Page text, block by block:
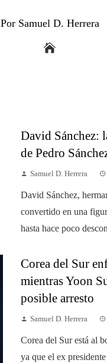
Por Samuel D. Herrera
David Sánchez:
de Pedro
Samuel D. Herrera
David Sánchez,
convertido en una
hasta hace poco
Corea del Sur
mientras Yoon
posible arresto
Samuel D. Herrera
Corea del Sur está al
ya que el ex